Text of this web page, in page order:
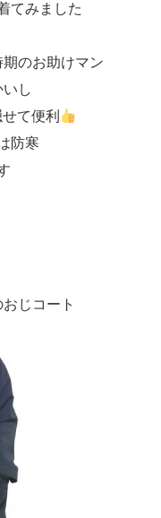
てみました
のお助けマン
し
て便利
防寒
じコート